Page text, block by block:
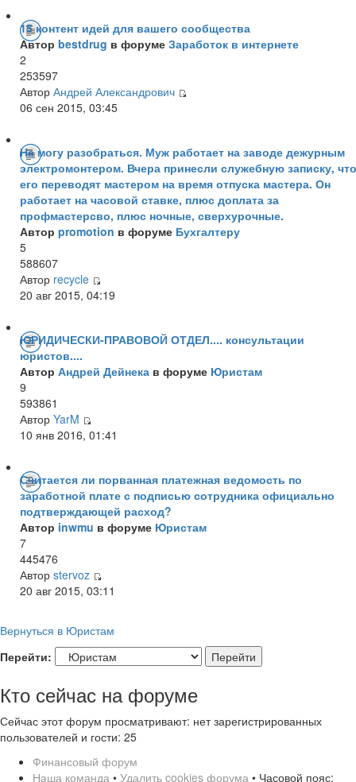
15 контент идей для вашего сообщества
Автор bestdrug в форуме Заработок в интернете
2
253597
Автор Андрей Александрович
06 сен 2015, 03:45
Не могу разобраться. Муж работает на заводе дежурным
электромонтером. Вчера принесли служебную записку, что
его переводят мастером на время отпуска мастера. Он
работает на часовой ставке, плюс доплата за
профмастерсво, плюс ночные, сверхурочные.
Автор promotion в форуме Бухгалтеру
5
588607
Автор recycle
20 авг 2015, 04:19
ЮРИДИЧЕСКИ-ПРАВОВОЙ ОТДЕЛ.... консультации
юристов....
Автор Андрей Дейнека в форуме Юристам
9
593861
Автор YarM
10 янв 2016, 01:41
Считается ли порванная платежная ведомость по
заработной плате с подписью сотрудника официально
подтверждающей расход?
Автор inwmu в форуме Юристам
7
445476
Автор stervoz
20 авг 2015, 03:11
Вернуться в Юристам
Перейти:
Кто сейчас на форуме
Сейчас этот форум просматривают: нет зарегистрированных
пользователей и гости: 25
Финансовый форум
Наша команда • Удалить cookies форума • Часовой пояс: